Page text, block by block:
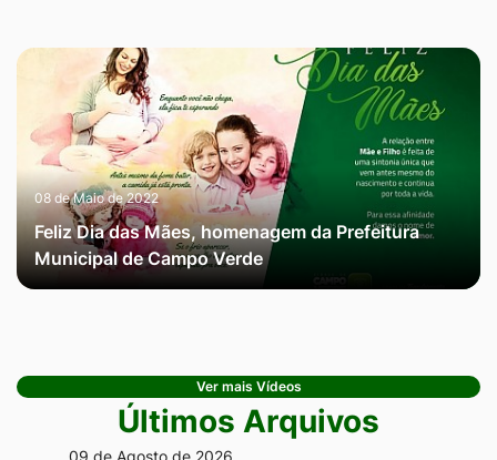
08 de Maio de 2022
Feliz Dia das Mães, homenagem da Prefeitura
Municipal de Campo Verde
Ver mais Vídeos
Últimos Arquivos
09 de Agosto de 2026